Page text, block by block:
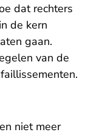
dat rechters
de kern
gaan.
van de
niet meer